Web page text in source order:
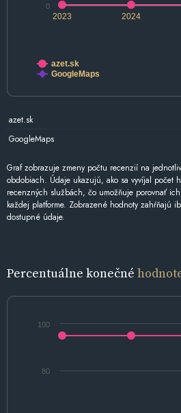
2024
2023
0
azet.sk
GoogleMaps
azet.sk
GoogleMaps
Graf zobrazuje zmeny počtu recenzií na
obdobiach. Údaje ukazujú, ako sa vyvíjal počet
recenzných službách, čo umožňuje porovnať
každej platforme. Zobrazené hodnoty zahŕňajú
dostupné údaje.
Percentuálne konečné
80
100